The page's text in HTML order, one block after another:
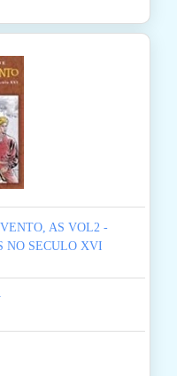
AS VOL2 -
NO SECULO XVI